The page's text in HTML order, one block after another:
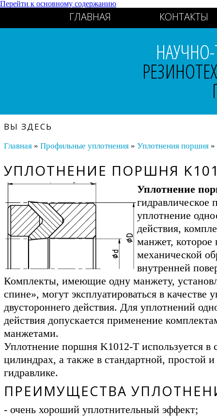
Перейти к основному содержанию
ГЛАВНАЯ КОНТАКТЫ
ВЫ ЗДЕСЬ
Главная» Профильные уплотнения» Уплотнения поршня»
УПЛОТНЕНИЕ ПОРШНЯ
Уплотнение
гидравлическое
уплотнение
действия,
манжет, которое
механической
внутренней
Комплекты, имеющие одну манжету,
спине», могут эксплуатироваться в качестве
двустороннего действия. Для уплотнений
действия допускается применение
манжетами.
Уплотнение поршня K1012-T используется в
цилиндрах, а также в стандартной, простой
гидравлике.
ПРЕИМУЩЕСТВА
- очень хороший уплотнительный эффект;